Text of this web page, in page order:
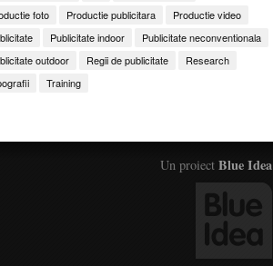
foto
Productie publicitara
Productie video
Publicitate indoor
Publicitate neconventionala
outdoor
Regii de publicitate
Research
Training
Un proiect Blue Idea